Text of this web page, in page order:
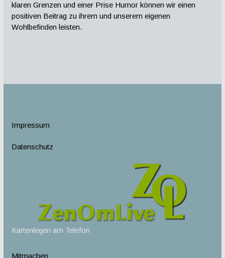
klaren Grenzen und einer Prise Humor können wir einen
positiven Beitrag zu ihrem und unserem eigenen
Wohlbefinden leisten.
Impressum
Datenschutz
Kartenlegen am Telefon
Mitmachen